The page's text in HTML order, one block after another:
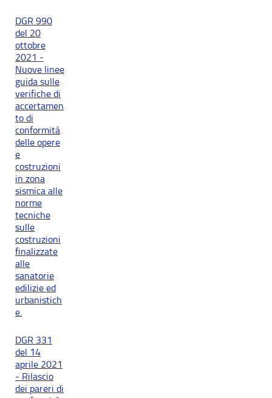
DGR 990
del 20
ottobre
2021 -
Nuove linee
guida sulle
verifiche di
accertamen
to di
conformità
delle opere
e
costruzioni
in zona
sismica alle
norme
tecniche
sulle
costruzioni
finalizzate
alle
sanatorie
edilizie ed
urbanistich
e.
DGR 331
del 14
aprile 2021
- Rilascio
dei pareri di